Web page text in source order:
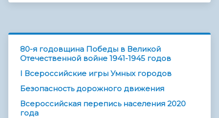
80-я годовщина Победы в Великой
Отечественной войне 1941-1945 годов
I Всероссийские игры Умных городов
Безопасность дорожного движения
Всероссийская перепись населения 2020
года